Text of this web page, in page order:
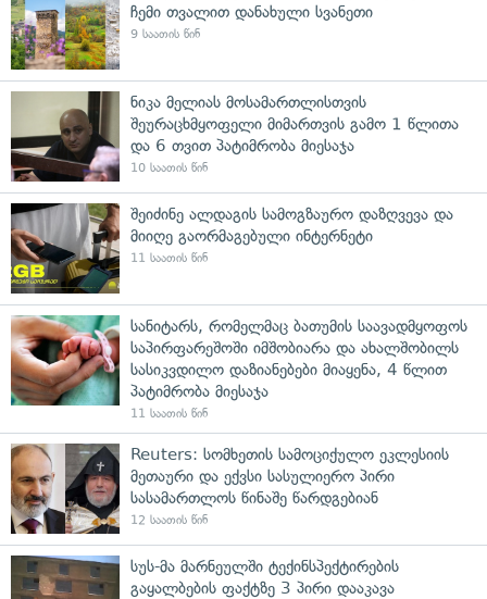
ჩემი თვალით დანახული სვანეთი
9 საათის წინ
ნიკა მელიას მოსამართლისთვის
შეურაცხმყოფელი მიმართვის გამო 1 წლითა
და 6 თვით პატიმრობა მიესაჯა
10 საათის წინ
შეიძინე ალდაგის სამოგზაურო დაზღვევა და
მიიღე გაორმაგებული ინტერნეტი
11 საათის წინ
სანიტარს, რომელმაც ბათუმის საავადმყოფოს
საპირფარეშოში იმშობიარა და ახალშობილს
სასიკვდილო დაზიანებები მიაყენა, 4 წლით
პატიმრობა მიესაჯა
11 საათის წინ
Reuters: სომხეთის სამოციქულო ეკლესიის
მეთაური და ექვსი სასულიერო პირი
სასამართლოს წინაშე წარდგებიან
12 საათის წინ
სუს-მა მარნეულში ტექინსპექტირების
გაყალბების ფაქტზე 3 პირი დააკავა